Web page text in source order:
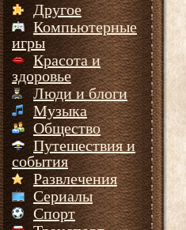
Другое
Компьютерные
игры
Красота и
здоровье
Люди и блоги
Музыка
Общество
Путешествия и
события
Развлечения
Сериалы
Спорт